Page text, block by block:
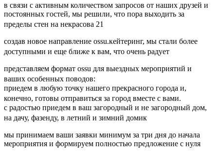
в связи с активным количеством запросов от наших друзей и
постоянных гостей, мы решили, что пора выходить за
пределы стен на некрасова 21
создав новое направление ossu.кейтеринг, мы стали более
доступными и еще ближе к вам, что очень радует
представляем формат ossu для выездных мероприятий и
ваших особенных поводов:
приедем в любую точку нашего прекрасного города и,
конечно, готовы отправиться за город вместе с вами.
с радостью приедем в ваш загородный и не загородный дом,
на дачу, фазенду, в летний и зимний домик
мы принимаем ваши заявки минимум за три дня до начала
мероприятия и формируем полностью предложение с нуля